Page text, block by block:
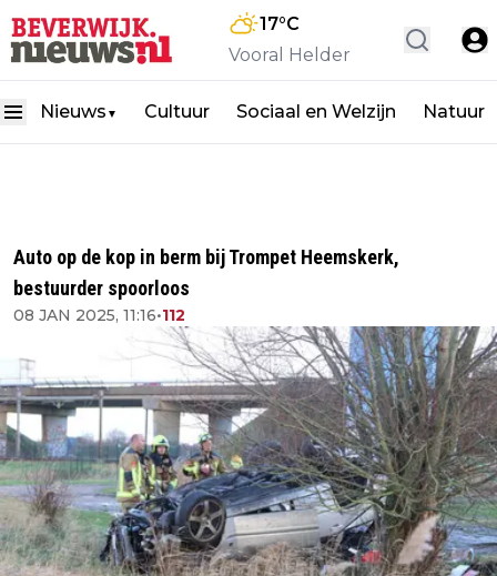
17°C
Vooral Helder
Nieuws ▼ Cultuur Sociaal en Welzijn Natuur
Auto op de kop in berm bij Trompet Heemskerk,
bestuurder spoorloos
08 JAN 2025, 11:16•112